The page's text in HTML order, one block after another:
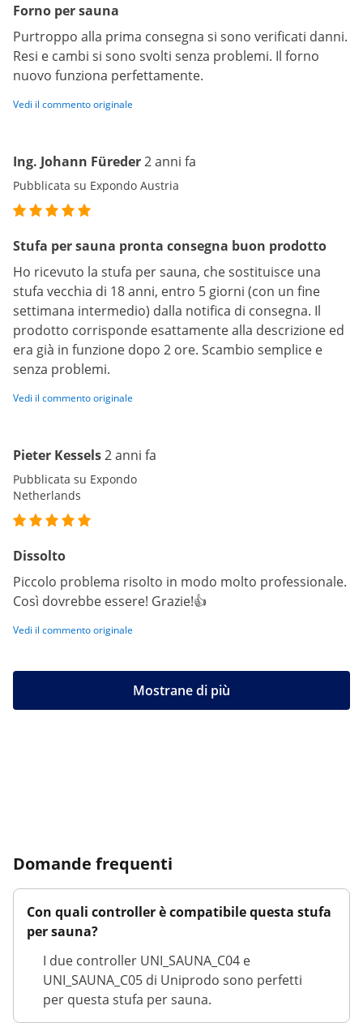
Forno per sauna
Purtroppo alla prima consegna si sono verificati danni.
Resi e cambi si sono svolti senza problemi. Il forno
nuovo funziona perfettamente.
Vedi il commento originale
Ing. Johann Füreder2 anni fa
Pubblicata su Expondo Austria
Stufa per sauna pronta consegna buon prodotto
Ho ricevuto la stufa per sauna, che sostituisce una
stufa vecchia di 18 anni, entro 5 giorni (con un fine
settimana intermedio) dalla notifica di consegna. Il
prodotto corrisponde esattamente alla descrizione ed
era già in funzione dopo 2 ore. Scambio semplice e
senza problemi.
Vedi il commento originale
Pieter Kessels2 anni fa
Pubblicata su Expondo
Netherlands
Dissolto
Piccolo problema risolto in modo molto professionale.
Così dovrebbe essere! Grazie!👍
Vedi il commento originale
Mostrane di più
Domande frequenti
Con quali controller è compatibile questa stufa
per sauna?
I due controller UNI_SAUNA_C04 e
UNI_SAUNA_C05 di Uniprodo sono perfetti
per questa stufa per sauna.